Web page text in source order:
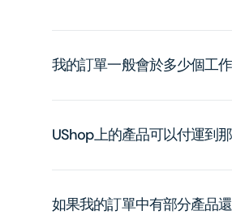
我的訂單一般會於多少個工
UShop上的產品可以付運到
如果我的訂單中有部分產品